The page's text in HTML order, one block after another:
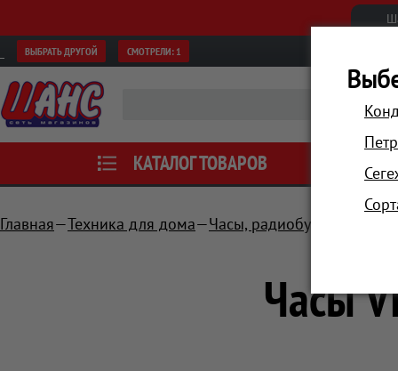
ВЫБРАТЬ ДРУГОЙ СМОТРЕЛИ: 1
КАТАЛОГ ТОВАРОВ АКЦИИ
Главная Техника для дома Часы, радиобудильники,
Часы